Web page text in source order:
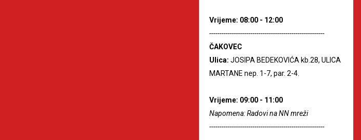
Vrijeme: 08:00 - 12:00
--------------------------------------------------------
ČAKOVEC
Ulica: JOSIPA BEDEKOVIĆA kb.28, ULICA
MARTANE nep. 1-7, par. 2-4.
Vrijeme: 09:00 - 11:00
Napomena: Radovi na NN mreži
--------------------------------------------------------